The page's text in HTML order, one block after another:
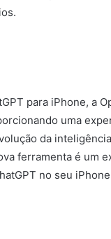
para iPhone, a
uma
da
ferramenta é um
no seu